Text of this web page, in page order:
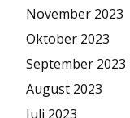
November 2023
Oktober 2023
September 2023
August 2023
Juli 2023